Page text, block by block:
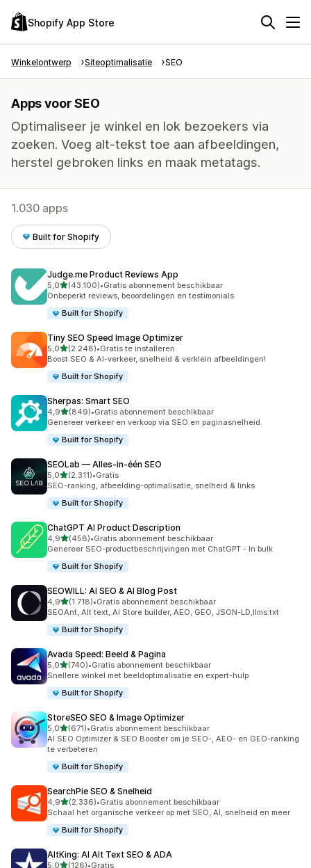
Shopify App Store
Winkelontwerp Siteoptimalisatie SEO
Apps voor SEO
Optimaliseer je winkel en lok bezoekers via
zoeken. Voeg alt-tekst toe aan afbeeldingen,
herstel gebroken links en maak metatags.
1.030 apps
Built for Shopify
Judge.me Product Reviews App
5,0van 5 sterren
(43.100)
43100 recensies in totaal
•Gratis abonnement beschikbaar
Onbeperkt reviews, beoordelingen en testimonials
Built for Shopify
Tiny SEO Speed Image Optimizer
5,0van 5 sterren
(2.248)
2248 recensies in totaal
•Gratis te installeren
Boost SEO & AI-verkeer, snelheid & verklein afbeeldingen!
Built for Shopify
Sherpas: Smart SEO
4,9van 5 sterren
(849)
849 recensies in totaal
•Gratis abonnement beschikbaar
Genereer verkeer en verkoop via SEO en paginasnelheid.
Built for Shopify
SEOLab — Alles‑in‑één SEO
5,0van 5 sterren
(2.311)
2311 recensies in totaal
•Gratis
SEO-ranking, afbeelding-optimalisatie, snelheid & links
Built for Shopify
ChatGPT AI Product Description
4,9van 5 sterren
(458)
458 recensies in totaal
•Gratis abonnement beschikbaar
Genereer SEO-productbeschrijvingen met ChatGPT - In bulk
Built for Shopify
SEOWILL: AI SEO & AI Blog Post
4,9van 5 sterren
(1.718)
1718 recensies in totaal
•Gratis abonnement beschikbaar
SEOAnt, Alt text, AI Store builder, AEO, GEO, JSON-LD,llms.txt
Built for Shopify
Avada Speed: Beeld & Pagina
5,0van 5 sterren
(740)
740 recensies in totaal
•Gratis abonnement beschikbaar
Snellere winkel met beeldoptimalisatie en expert-hulp
Built for Shopify
StoreSEO SEO & Image Optimizer
5,0van 5 sterren
(671)
671 recensies in totaal
•Gratis abonnement beschikbaar
AI SEO Optimizer & SEO Booster om je SEO-, AEO- en GEO-ranking
te verbeteren
Built for Shopify
SearchPie SEO & Snelheid
4,9van 5 sterren
(2.336)
2336 recensies in totaal
•Gratis abonnement beschikbaar
Schaal het organische verkeer op met SEO, AI, snelheid en meer
Built for Shopify
AltKing: AI Alt Text SEO & ADA
5,0van 5 sterren
(126)•Gratis